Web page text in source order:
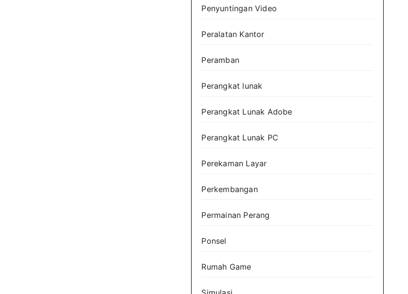
Penyuntingan Video
Peralatan Kantor
Peramban
Perangkat lunak
Perangkat Lunak Adobe
Perangkat Lunak PC
Perekaman Layar
Perkembangan
Permainan Perang
Ponsel
Rumah Game